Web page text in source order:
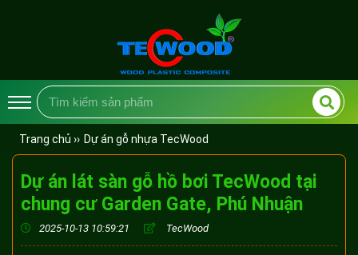
Trang chủ ›› Dự án gỗ nhựa TecWood
Dự án lát sàn gỗ hồ bơi TecWood tại
chung cư Garden Gate, Phú Nhuận
2025-10-13 10:59:21 TecWood